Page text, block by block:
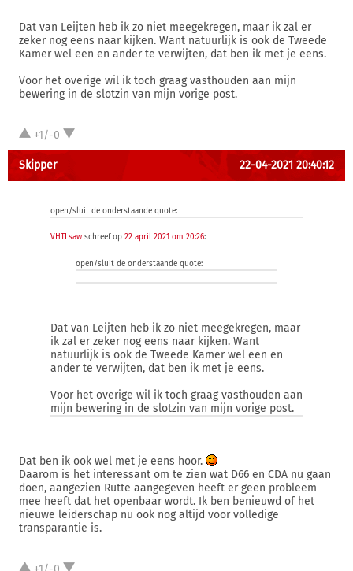
Dat van Leijten heb ik zo niet meegekregen, maar ik zal er
zeker nog eens naar kijken. Want natuurlijk is ook de Tweede
Kamer wel een en ander te verwijten, dat ben ik met je eens.
Voor het overige wil ik toch graag vasthouden aan mijn
bewering in de slotzin van mijn vorige post.
+1/-0
Skipper 22-04-2021 20:40:12
open/sluit de onderstaande quote:
VHTLsaw schreef op 22 april 2021 om 20:26:
open/sluit de onderstaande quote:
Dat van Leijten heb ik zo niet meegekregen, maar
ik zal er zeker nog eens naar kijken. Want
natuurlijk is ook de Tweede Kamer wel een en
ander te verwijten, dat ben ik met je eens.
Voor het overige wil ik toch graag vasthouden aan
mijn bewering in de slotzin van mijn vorige post.
Dat ben ik ook wel met je eens hoor.
Daarom is het interessant om te zien wat D66 en CDA nu gaan
doen, aangezien Rutte aangegeven heeft er geen probleem
mee heeft dat het openbaar wordt. Ik ben benieuwd of het
nieuwe leiderschap nu ook nog altijd voor volledige
transparantie is.